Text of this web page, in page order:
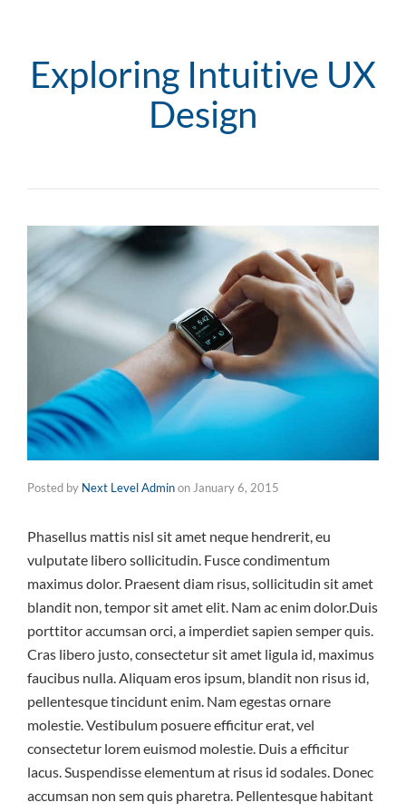
Exploring Intuitive UX
Design
Posted by Next Level Adminon January 6, 2015
Phasellus mattis nisl sit amet neque hendrerit, eu
vulputate libero sollicitudin. Fusce condimentum
maximus dolor. Praesent diam risus, sollicitudin sit amet
blandit non, tempor sit amet elit. Nam ac enim dolor.Duis
porttitor accumsan orci, a imperdiet sapien semper quis.
Cras libero justo, consectetur sit amet ligula id, maximus
faucibus nulla. Aliquam eros ipsum, blandit non risus id,
pellentesque tincidunt enim. Nam egestas ornare
molestie. Vestibulum posuere efficitur erat, vel
consectetur lorem euismod molestie. Duis a efficitur
lacus. Suspendisse elementum at risus id sodales. Donec
accumsan non sem quis pharetra. Pellentesque habitant